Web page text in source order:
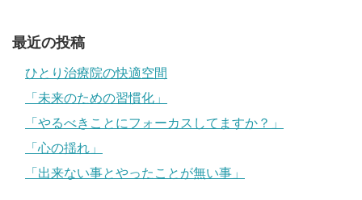
最近の投稿
ひとり治療院の快適空間
「未来のための習慣化」
「やるべきことにフォーカスしてますか？」
「心の揺れ」
「出来ない事とやったことが無い事」